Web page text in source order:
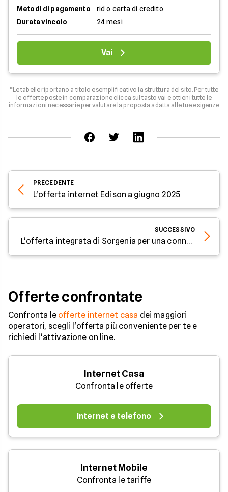
Metodi di pagamento
rid o carta di credito
Durata vincolo
24 mesi
Vai
*Le tabelle riportano a titolo esemplificativo la struttura del sito. Per tutte
le offerte poste in comparazione clicca sul tasto vai e ottieni tutte le
informazioni necessarie per valutare la proposta adatta alle tue esigenze
PRECEDENTE
L'offerta internet Edison a giugno 2025
SUCCESSIVO
L'offerta integrata di Sorgenia per una connessione veloce a giugno 2025
Offerte confrontate
Confronta le offerte internet casa dei maggiori
operatori, scegli l'offerta più conveniente per te e
richiedi l'attivazione on line.
Internet Casa
Confronta le offerte
Internet e telefono
Internet Mobile
Confronta le tariffe